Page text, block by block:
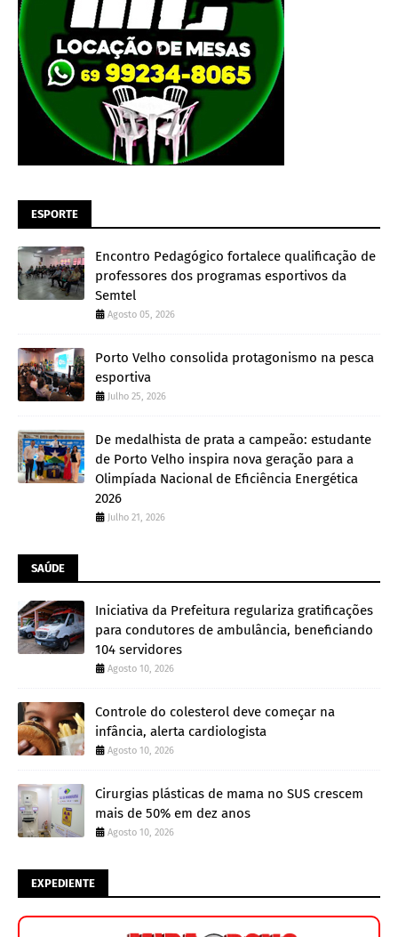
ESPORTE
Encontro Pedagógico fortalece qualificação de
professores dos programas esportivos da
Semtel
Agosto 05, 2026
Porto Velho consolida protagonismo na pesca
esportiva
Julho 25, 2026
De medalhista de prata a campeão: estudante
de Porto Velho inspira nova geração para a
Olimpíada Nacional de Eficiência Energética
2026
Julho 21, 2026
SAÚDE
Iniciativa da Prefeitura regulariza gratificações
para condutores de ambulância, beneficiando
104 servidores
Agosto 10, 2026
Controle do colesterol deve começar na
infância, alerta cardiologista
Agosto 10, 2026
Cirurgias plásticas de mama no SUS crescem
mais de 50% em dez anos
Agosto 10, 2026
EXPEDIENTE